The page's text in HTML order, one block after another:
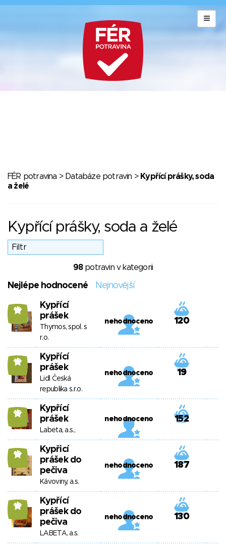
FÉR potravina > Databáze potravin > Kypřící prášky, soda
a želé
Kypřící prášky, soda a želé
98potravin v kategorii
Nejlépe hodnocené Nejnovější
10
Kypřící
prášek
Thymos, spol. s
r.o.
nehodnoceno 120
10
Kypřící
prášek
Lidl Česká
republika s.r.o.
nehodnoceno 19
10
Kypřící
prášek
Labeta, a.s.,
nehodnoceno 152
10
Kypřicí
prášek do
pečiva
Kávoviny, a.s.
nehodnoceno 187
10
Kypřící
prášek do
pečiva
LABETA, a.s.
nehodnoceno 130